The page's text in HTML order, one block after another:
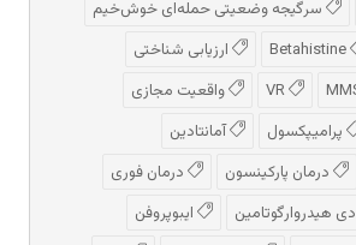
سرگیجه وضعیتی حمله‌ای خوش‌خیم
ارزیابی شناختی
واقعیت مجازی
پرامیپکسول
آمانتادین
درمان پارکینسون
درمان فوری
دی هیدروارگوتامین
ایبوپروفن